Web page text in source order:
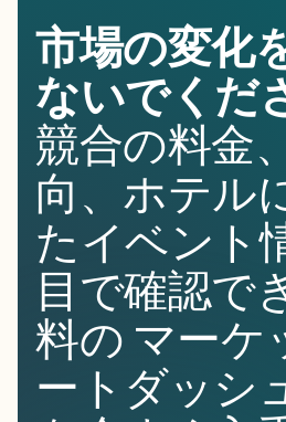
市場の変化
ないでくだ
競合の料金
向、ホテル
たイベント
目で確認で
料の マーケ
ートダッシ